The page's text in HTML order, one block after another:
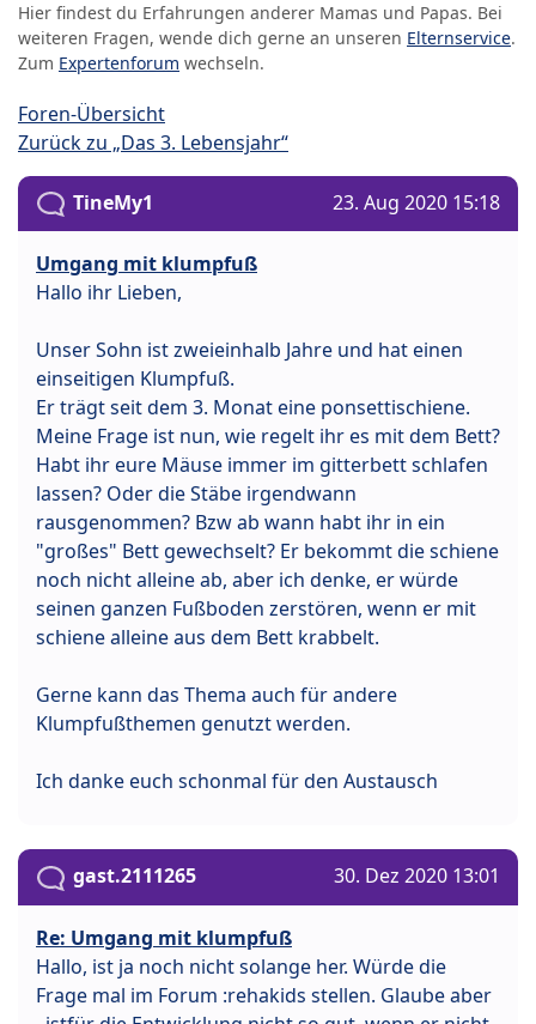
Hier findest du Erfahrungen anderer Mamas und Papas. Bei
weiteren Fragen, wende dich gerne an unseren Elternservice.
Zum Expertenforum wechseln.
Foren-Übersicht
Zurück zu „Das 3. Lebensjahr“
TineMy1 23. Aug 2020 15:18
Umgang mit klumpfuß
Hallo ihr Lieben,
Unser Sohn ist zweieinhalb Jahre und hat einen
einseitigen Klumpfuß.
Er trägt seit dem 3. Monat eine ponsettischiene.
Meine Frage ist nun, wie regelt ihr es mit dem Bett?
Habt ihr eure Mäuse immer im gitterbett schlafen
lassen? Oder die Stäbe irgendwann
rausgenommen? Bzw ab wann habt ihr in ein
"großes" Bett gewechselt? Er bekommt die schiene
noch nicht alleine ab, aber ich denke, er würde
seinen ganzen Fußboden zerstören, wenn er mit
schiene alleine aus dem Bett krabbelt.
Gerne kann das Thema auch für andere
Klumpfußthemen genutzt werden.
Ich danke euch schonmal für den Austausch
gast.2111265 30. Dez 2020 13:01
Re: Umgang mit klumpfuß
Hallo, ist ja noch nicht solange her. Würde die
Frage mal im Forum :rehakids stellen. Glaube aber